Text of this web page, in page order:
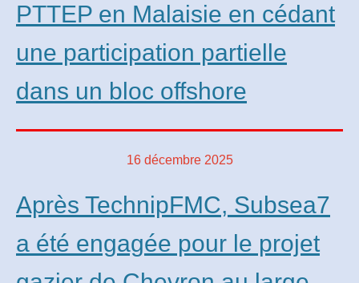
PTTEP en Malaisie en cédant
une participation partielle
dans un bloc offshore
16 décembre 2025
Après TechnipFMC, Subsea7
a été engagée pour le projet